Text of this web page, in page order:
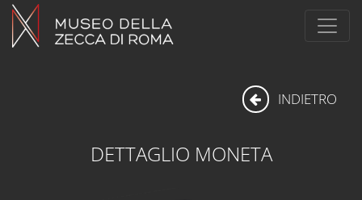
INDIETRO
DETTAGLIO MONETA